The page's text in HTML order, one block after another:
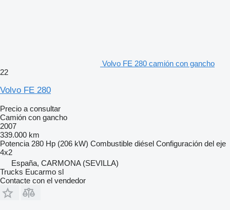
Volvo FE 280 camión con gancho
22
Volvo FE 280
Precio a consultar
Camión con gancho
2007
339.000 km
Potencia 280 Hp (206 kW) Combustible diésel Configuración del eje
4x2
España, CARMONA (SEVILLA)
Trucks Eucarmo sl
Contacte con el vendedor